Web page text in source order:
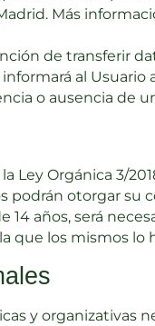
Más
de transferir
al
o ausencia de
Ley Orgánica 3/
podrán otorgar
años, será
que los mismos lo
y organizativas